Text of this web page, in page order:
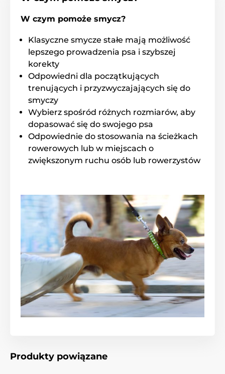
Jeden przycisk: idealna
kontrola hamulca
Niezależnie od tego, czy Twojego pupila zaskoczy inny pies,
przechodzień, czy przejeżdżające obok auto
Reedog Senza
pozwala na precyzyjną kontrolę dzięki intuicyjnemu
sterowaniu przyciskiem hamulca. Jednym naciśnięciem bez
problemu zwiniesz smycz, zatrzymasz lub pozwolisz na
swobodne rozwijanie sięlinki, która pod żadnym kątem
działania nie popląta się
Produkt znajduje się w kategoriach
Linka Dla małych psów
W czym pomoże smycz?
Klasyczne smycze stałe mają możliwość
lepszego prowadzenia psa i szybszej
korekty
Odpowiedni dla początkujących
trenujących i przyzwyczajających się do
smyczy
Wybierz spośród różnych rozmiarów, aby
dopasować się do swojego psa
Odpowiednie do stosowania na ścieżkach
rowerowych lub w miejscach o
zwiększonym ruchu osób lub rowerzystów
Produkty powiązane